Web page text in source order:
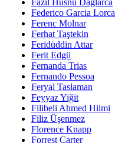
Fazıl Hüsnü Dağlarca
Federico Garcia Lorca
Ferenc Molnar
Ferhat Taştekin
Feridüddin Attar
Ferit Edgü
Fernanda Trias
Fernando Pessoa
Feryal Taslaman
Feyyaz Yiğit
Filibeli Ahmed Hilmi
Filiz Üşenmez
Florence Knapp
Forrest Carter